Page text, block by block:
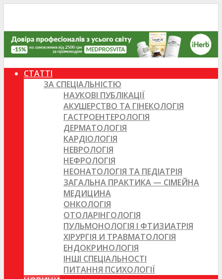
СТАТТІ
ЗА СПЕЦІАЛЬНІСТЮ
НАУКОВІ ПУБЛІКАЦІЇ
АКУШЕРСТВО ТА ГІНЕКОЛОГІЯ
ГАСТРОЕНТЕРОЛОГІЯ
ДЕРМАТОЛОГІЯ
КАРДІОЛОГІЯ
НЕВРОЛОГІЯ
НЕФРОЛОГІЯ
НЕОНАТОЛОГІЯ ТА ПЕДІАТРІЯ
ЗАГАЛЬНА ПРАКТИКА — СІМЕЙНА
МЕДИЦИНА
ОНКОЛОГІЯ
ОТОЛАРІНГОЛОГІЯ
ПУЛЬМОНОЛОГІЯ І ФТИЗИАТРІЯ
ХІРУРГІЯ И ТРАВМАТОЛОГІЯ
ЕНДОКРИНОЛОГІЯ
ІНШІ СПЕЦІАЛЬНОСТІ
ПИТАННЯ ПСИХОЛОГІЇ